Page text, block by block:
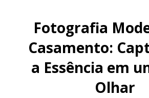
Fotografia
Casamento:
a Essência em
Olhar